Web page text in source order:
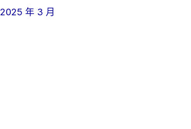
2025 年 3 月